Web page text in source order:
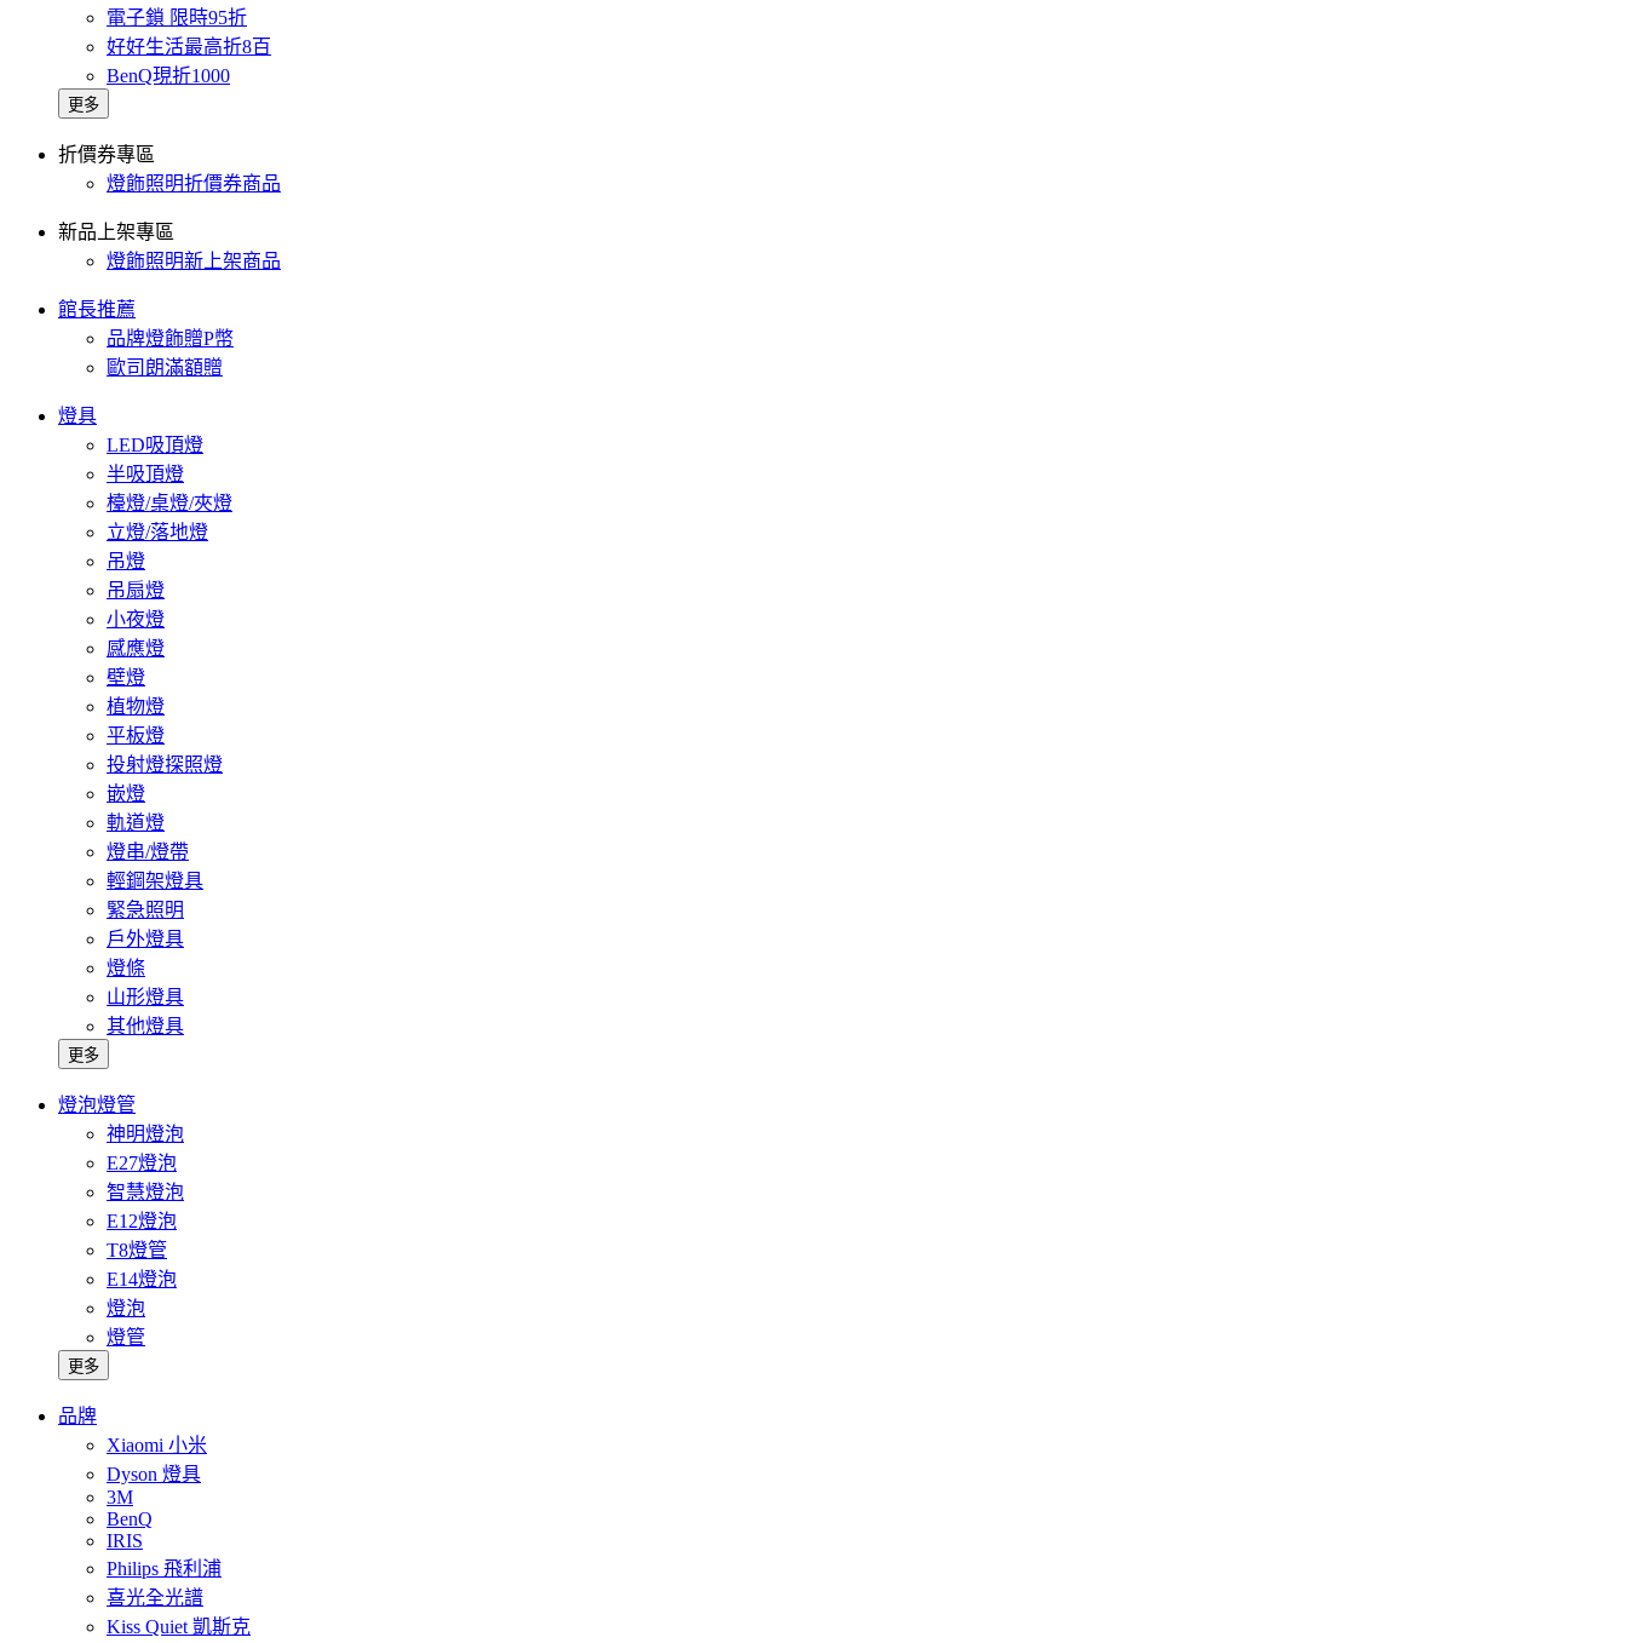
電子鎖 限時95折
好好生活最高折8百
BenQ現折1000
更多
折價券專區
燈飾照明折價券商品
新品上架專區
燈飾照明新上架商品
館長推薦
品牌燈飾贈P幣
歐司朗滿額贈
燈具
LED吸頂燈
半吸頂燈
檯燈/桌燈/夾燈
立燈/落地燈
吊燈
吊扇燈
小夜燈
感應燈
壁燈
植物燈
平板燈
投射燈探照燈
嵌燈
軌道燈
燈串/燈帶
輕鋼架燈具
緊急照明
戶外燈具
燈條
山形燈具
其他燈具
更多
燈泡燈管
神明燈泡
E27燈泡
智慧燈泡
E12燈泡
T8燈管
E14燈泡
燈泡
燈管
更多
品牌
Xiaomi 小米
Dyson 燈具
3M
BenQ
IRIS
Philips 飛利浦
喜光全光譜
Kiss Quiet 凱斯克